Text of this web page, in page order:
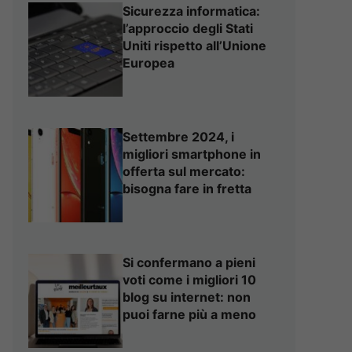
Sicurezza informatica:
l’approccio degli Stati
Uniti rispetto all’Unione
Europea
Settembre 2024, i
migliori smartphone in
offerta sul mercato:
bisogna fare in fretta
Si confermano a pieni
voti come i migliori 10
blog su internet: non
puoi farne più a meno